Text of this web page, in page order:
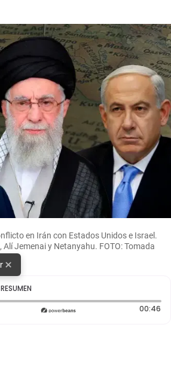
en Irán con Estados Unidos e Israel.
Alí Jemenai y Netanyahu. FOTO: Tomada
×
transcurrido: 0 segundos 00:46